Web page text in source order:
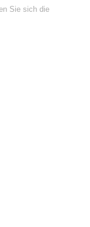
Sie sich die